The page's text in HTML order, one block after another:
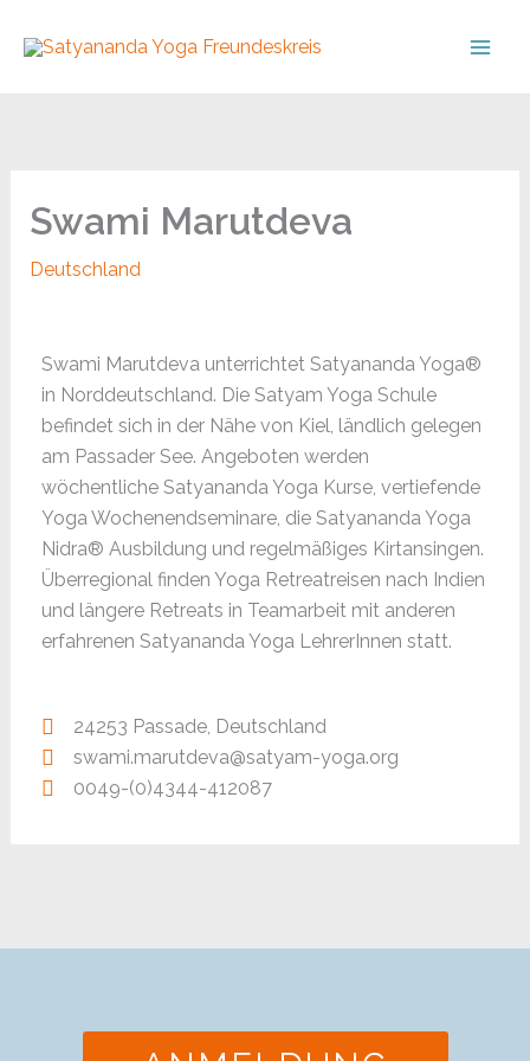
Swami Marutdeva
Deutschland
Swami Marutdeva unterrichtet Satyananda Yoga®
in Norddeutschland. Die Satyam Yoga Schule
befindet sich in der Nähe von Kiel, ländlich gelegen
am Passader See. Angeboten werden
wöchentliche Satyananda Yoga Kurse, vertiefende
Yoga Wochenendseminare, die Satyananda Yoga
Nidra® Ausbildung und regelmäßiges Kirtansingen.
Überregional finden Yoga Retreatreisen nach Indien
und längere Retreats in Teamarbeit mit anderen
erfahrenen Satyananda Yoga LehrerInnen statt.
24253 Passade, Deutschland
swami.marutdeva@satyam-yoga.org
0049-(0)4344-412087